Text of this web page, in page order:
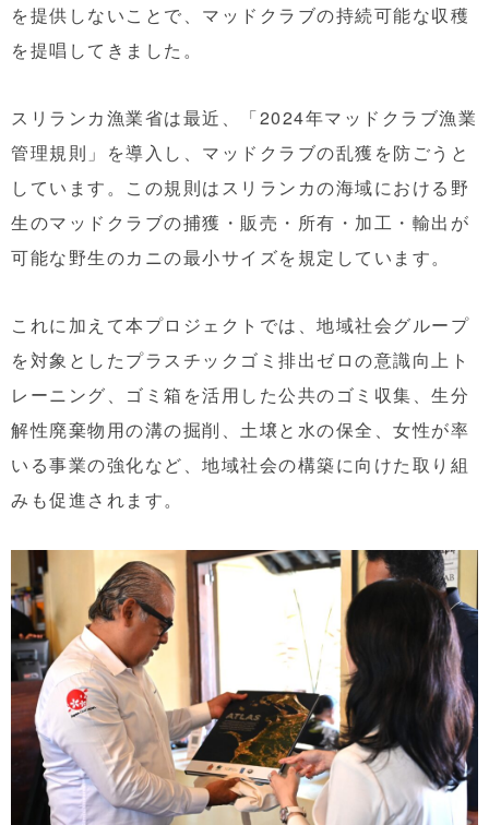
を提供しないことで、マッドクラブの持続可能な収穫
を提唱してきました。
スリランカ漁業省は最近、「2024年マッドクラブ漁業
管理規則」を導入し、マッドクラブの乱獲を防ごうと
しています。この規則はスリランカの海域における野
生のマッドクラブの捕獲・販売・所有・加工・輸出が
可能な野生のカニの最小サイズを規定しています。
これに加えて本プロジェクトでは、地域社会グループ
を対象としたプラスチックゴミ排出ゼロの意識向上ト
レーニング、ゴミ箱を活用した公共のゴミ収集、生分
解性廃棄物用の溝の掘削、土壌と水の保全、女性が率
いる事業の強化など、地域社会の構築に向けた取り組
みも促進されます。